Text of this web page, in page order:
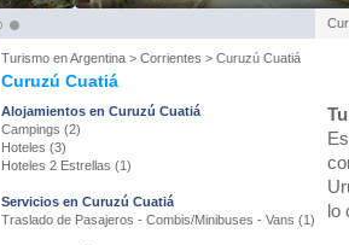
Turismo enArgentina > Corrientes > Curuzú Cuatiá
Curuzú Cuatiá
Alojamientos en Curuzú Cuatiá
Campings (2)
Hoteles (3)
Hoteles 2 Estrellas (1)
Servicios en Curuzú Cuatiá
Traslado de Pasajeros - Combis/Minibuses - Vans (1)
lo